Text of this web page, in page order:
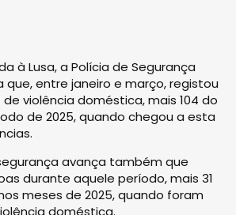
à Lusa, a Polícia de Segurança
que, entre janeiro e março, registou
violência doméstica, mais 104 do
de 2025, quando chegou a esta
avança também que
durante aquele período, mais 31
meses de 2025, quando foram
doméstica.